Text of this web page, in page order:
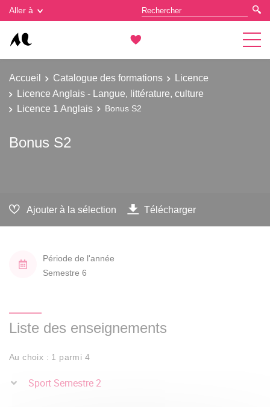
Aller à
Accueil Catalogue des formations
Licence
Licence Anglais - Langue, littérature, culture
Licence 1 Anglais
Bonus S2
Bonus S2
Ajouter à la sélection Télécharger
Période de l'année
Semestre 6
Liste des enseignements
Au choix : 1 parmi 4
Sport Semestre 2
Gestion des cookies